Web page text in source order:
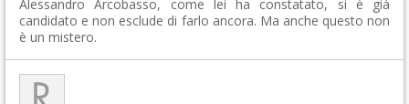
Alessandro Arcobasso, come lei ha constatato, si è già
candidato e non esclude di farlo ancora. Ma anche questo non
è un mistero.